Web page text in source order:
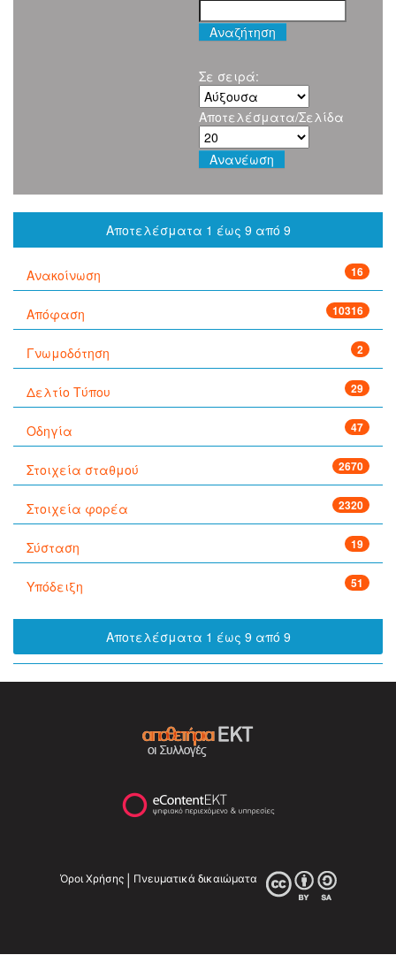
Σε σειρά:
Αποτελέσματα/Σελίδα
Αποτελέσματα 1 έως 9 από 9
Ανακοίνωση 16
Απόφαση 10316
Γνωμοδότηση 2
Δελτίο Τύπου 29
Οδηγία 47
Στοιχεία σταθμού 2670
Στοιχεία φορέα 2320
Σύσταση 19
Υπόδειξη 51
Αποτελέσματα 1 έως 9 από 9